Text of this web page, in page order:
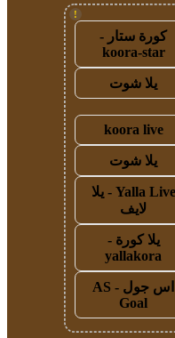
!
كورة ستار -
koora-star
يلا شوت
koora live
يلا شوت
Yalla Live - يلا
لايف
يلا كورة -
yallakora
اس جول - AS
Goal